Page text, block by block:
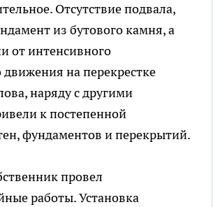
Отсутствие подвала,
из бутового камня, а
от интенсивного
движения на перекрестке
наряду с другими
к постепенной
фундаментов и перекрытий.
провел
работы. Установка